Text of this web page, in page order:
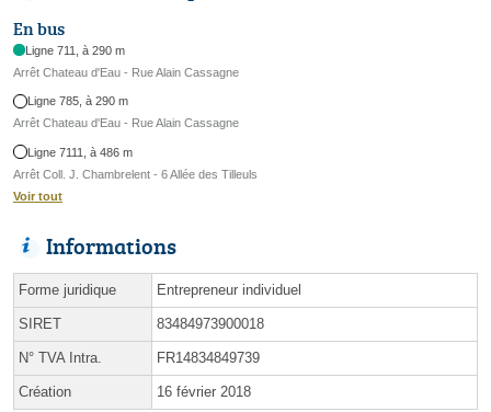
En bus
Ligne 711, à 290 m
Arrêt Chateau d'Eau - Rue Alain Cassagne
Ligne 785, à 290 m
Arrêt Chateau d'Eau - Rue Alain Cassagne
Ligne 7111, à 486 m
Arrêt Coll. J. Chambrelent - 6 Allée des Tilleuls
Voir tout
Informations
Forme juridique Entrepreneur individuel
SIRET 83484973900018
N° TVA Intra. FR14834849739
Création 16 février 2018